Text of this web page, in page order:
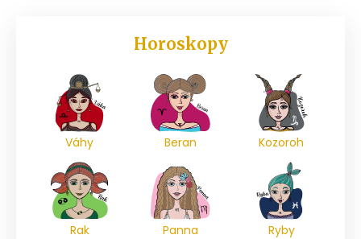
Horoskopy
Váhy Beran Kozoroh
Rak Panna Ryby